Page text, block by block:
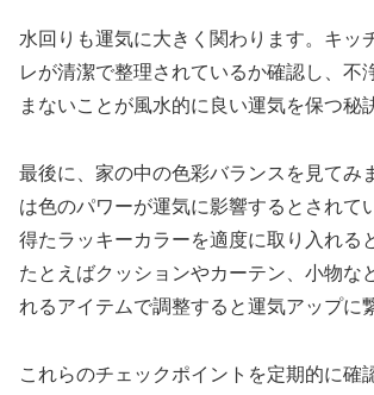
水回りも運気に大きく関わります。キッ
レが清潔で整理されているか確認し、不
まないことが風水的に良い運気を保つ秘
最後に、家の中の色彩バランスを見てみ
は色のパワーが運気に影響するとされて
得たラッキーカラーを適度に取り入れる
たとえばクッションやカーテン、小物な
れるアイテムで調整すると運気アップに
これらのチェックポイントを定期的に確